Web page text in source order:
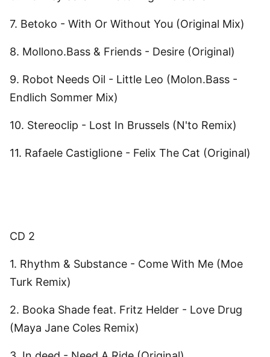
7. Betoko - With Or Without You (Original Mix)
8. Mollono.Bass & Friends - Desire (Original)
9. Robot Needs Oil - Little Leo (Molon.Bass -
Endlich Sommer Mix)
10. Stereoclip - Lost In Brussels (N'to Remix)
11. Rafaele Castiglione - Felix The Cat (Original)
CD 2
1. Rhythm & Substance - Come With Me (Moe
Turk Remix)
2. Booka Shade feat. Fritz Helder - Love Drug
(Maya Jane Coles Remix)